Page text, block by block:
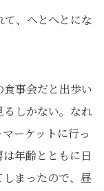
、へとへとにな
食事会だと出歩い
しかない。なれ
ーケットに行っ
年齢とともに日
まったので、昼